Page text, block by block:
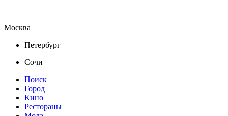
Москва
Петербург
Сочи
Поиск
Город
Кино
Рестораны